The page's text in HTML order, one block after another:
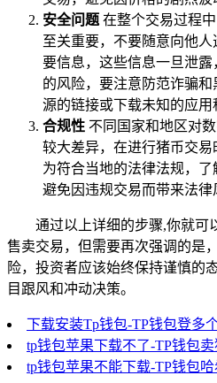
安全问题在整个交易过程
至关重要，不要随意向他
要信息，这些信息一旦泄
的风险，要注意防范诈骗
源的链接或下载未知的应用
合规性 不同国家和地区对
较大差异，在进行猪币交
为符合当地的法律法规，了
避免因违规交易而带来法律
通过以上详细的步骤,你就可
售卖交易，但需要再次强调的是
险，投资者应该始终保持谨慎的
目跟风和冲动决策。
下载安装Tp钱包-TP钱包登多
tp钱包苹果下载不了-TP钱包
tp钱包苹果不能下载-TP钱包